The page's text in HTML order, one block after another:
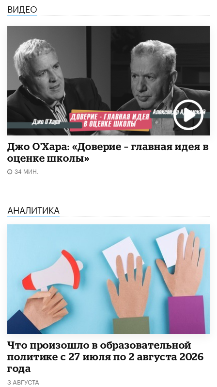
ВИДЕО
Джо О'Хара: «Доверие – главная идея в
оценке школы»
34 МИН.
АНАЛИТИКА
​Что произошло в образовательной
политике с 27 июля по 2 августа 2026
года
3 АВГУСТА